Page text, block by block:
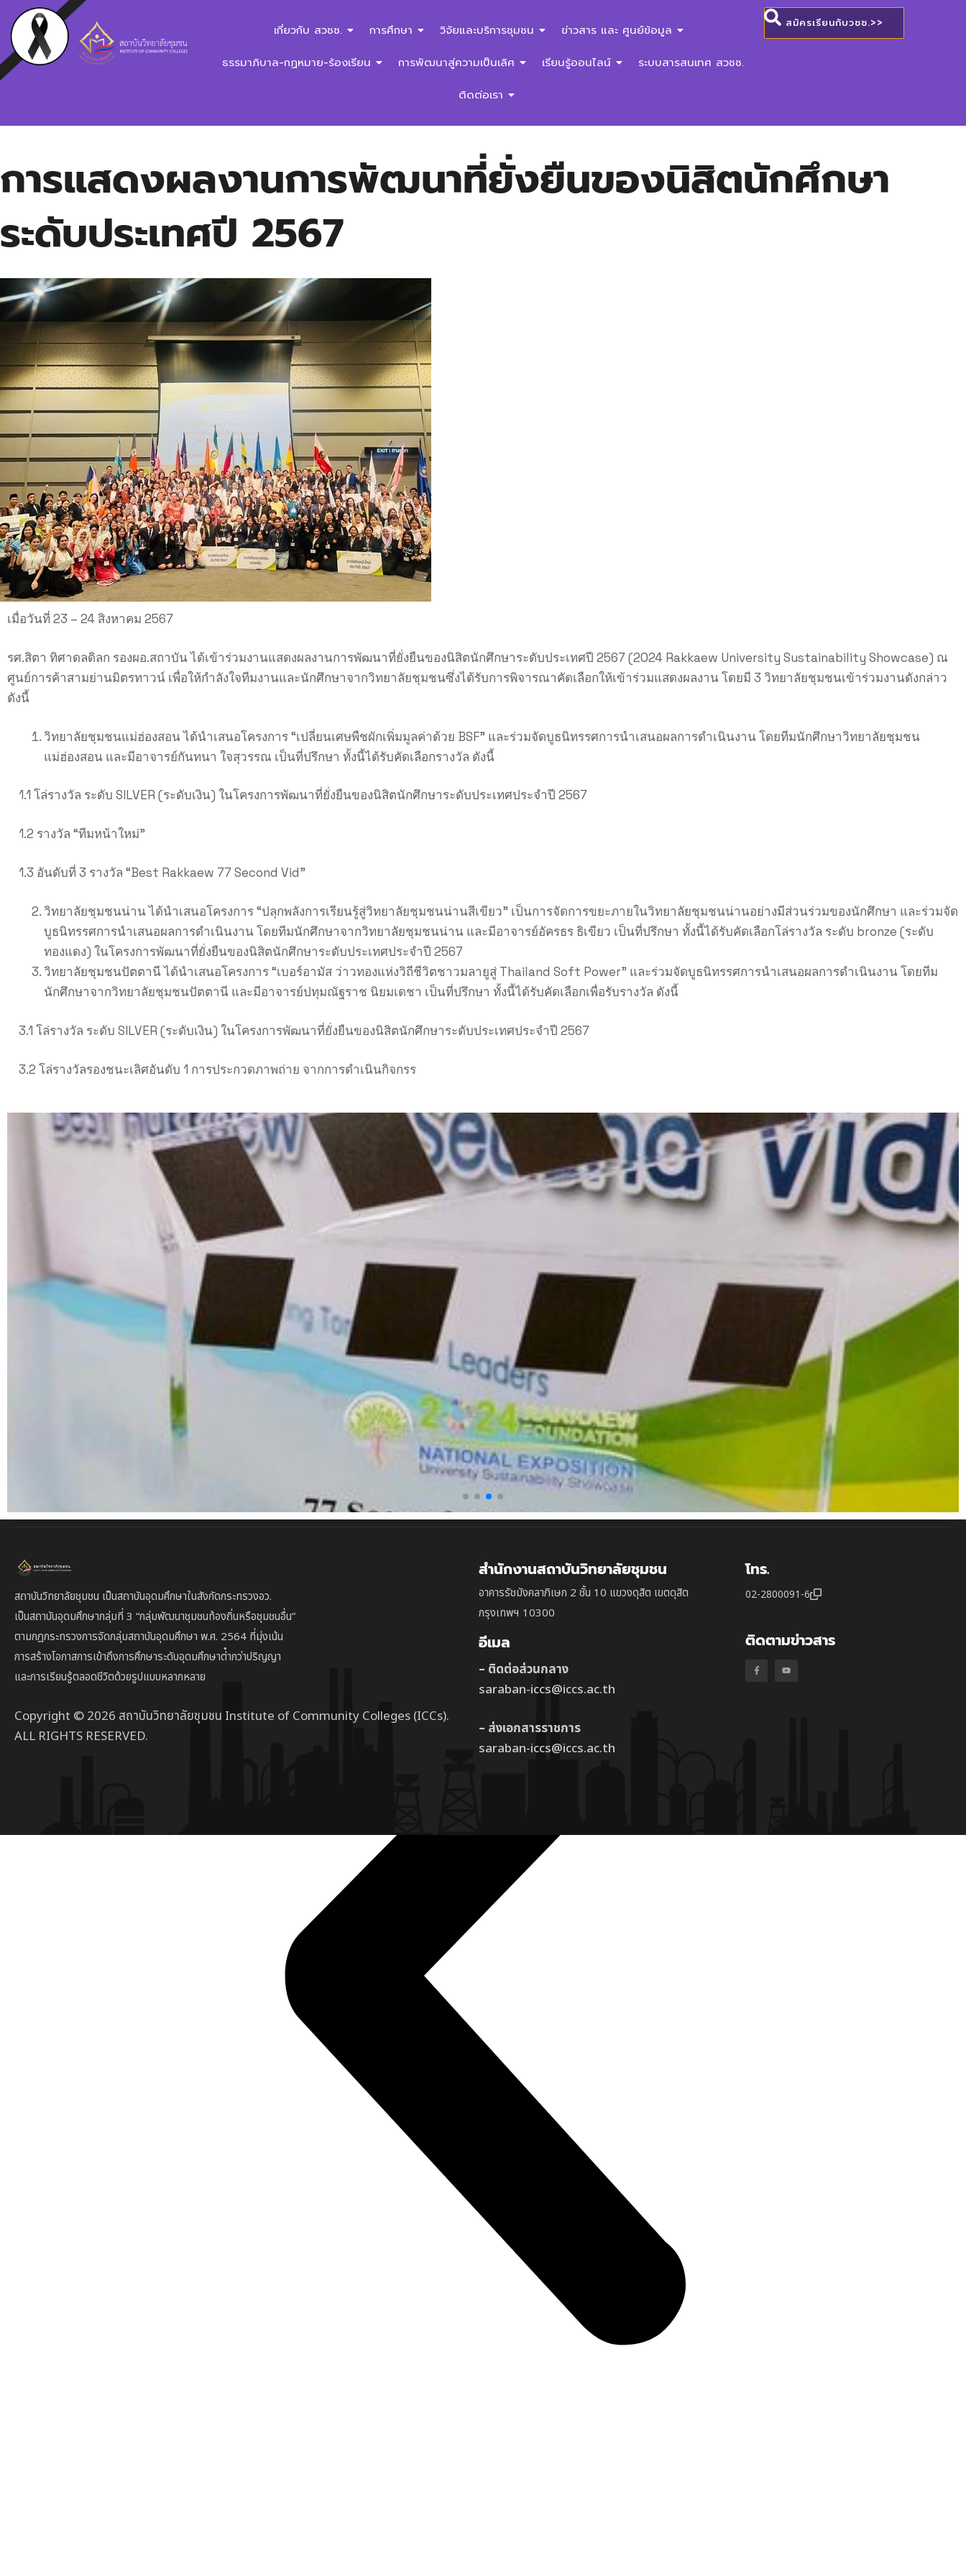
เกี่ยวกับ สวชช. การศึกษา วิจัยและบริการชุมชน ข่าวสาร และ ศูนย์ข้อมูล
ธรรมาภิบาล-กฏหมาย-ร้องเรียน การพัฒนาสู่ความเป็นเลิศ เรียนรู้ออนไลน์ ระบบสารสนเทศ สวชช.
ติดต่อเรา
สมัครเรียนกับวชช.>>
การแสดงผลงานการพัฒนาที่ยั่งยืนของนิสิตนักศึกษา
ระดับประเทศปี 2567
เมื่อวันที่ 23 – 24 สิงหาคม 2567
รศ.สิตา ทิศาดลดิลก รองผอ.สถาบัน ได้เข้าร่วมงานแสดงผลงานการพัฒนาที่ยั่งยืนของนิสิตนักศึกษาระดับประเทศปี 2567 (2024 Rakkaew University Sustainability Showcase) ณ
ศูนย์การค้าสามย่านมิตรทาวน์ เพื่อให้กำลังใจทีมงานและนักศึกษาจากวิทยาลัยชุมชนซึ่งได้รับการพิจารณาคัดเลือกให้เข้าร่วมแสดงผลงาน โดยมี 3 วิทยาลัยชุมชนเข้าร่วมงานดังกล่าว
ดังนี้
วิทยาลัยชุมชนแม่ฮ่องสอน ได้นำเสนอโครงการ “เปลี่ยนเศษพืชผักเพิ่มมูลค่าด้วย BSF” และร่วมจัดบูธนิทรรศการนำเสนอผลการดำเนินงาน โดยทีมนักศึกษาวิทยาลัยชุมชน
แม่ฮ่องสอน และมีอาจารย์กันทนา ใจสุวรรณ เป็นที่ปรึกษา ทั้งนี้ได้รับคัดเลือกรางวัล ดังนี้
1.1 โล่รางวัล ระดับ SILVER (ระดับเงิน) ในโครงการพัฒนาที่ยั่งยืนของนิสิตนักศึกษาระดับประเทศประจำปี 2567
1.2 รางวัล “ทีมหน้าใหม่”
1.3 อันดับที่ 3 รางวัล “Best Rakkaew 77 Second Vid”
วิทยาลัยชุมชนน่าน ได้นำเสนอโครงการ “ปลุกพลังการเรียนรู้สู่วิทยาลัยชุมชนน่านสีเขียว” เป็นการจัดการขยะภายในวิทยาลัยชุมชนน่านอย่างมีส่วนร่วมของนักศึกษา และร่วมจัด
บูธนิทรรศการนำเสนอผลการดำเนินงาน โดยทีมนักศึกษาจากวิทยาลัยชุมชนน่าน และมีอาจารย์อัครธร ธิเขียว เป็นที่ปรึกษา ทั้งนี้ได้รับคัดเลือกโล่รางวัล ระดับ bronze (ระดับ
ทองแดง) ในโครงการพัฒนาที่ยั่งยืนของนิสิตนักศึกษาระดับประเทศประจำปี 2567
วิทยาลัยชุมชนปัตตานี ได้นำเสนอโครงการ “เบอร์อามัส ว่าวทองแห่งวิถีชีวิตชาวมลายูสู่ Thailand Soft Power” และร่วมจัดบูธนิทรรศการนำเสนอผลการดำเนินงาน โดยทีม
นักศึกษาจากวิทยาลัยชุมชนปัตตานี และมีอาจารย์ปทุมณัฐราช นิยมเดชา เป็นที่ปรึกษา ทั้งนี้ได้รับคัดเลือกเพื่อรับรางวัล ดังนี้
3.1 โล่รางวัล ระดับ SILVER (ระดับเงิน) ในโครงการพัฒนาที่ยั่งยืนของนิสิตนักศึกษาระดับประเทศประจำปี 2567
3.2 โล่รางวัลรองชนะเลิศอันดับ 1 การประกวดภาพถ่าย จากการดำเนินกิจกรร
สถาบันวิทยาลัยชุมชน เป็นสถาบันอุดมศึกษาในสังกัดกระทรวงอว.
เป็นสถาบันอุดมศึกษากลุ่มที่ 3 “กลุ่มพัฒนาชุมชนท้องถิ่นหรือชุมชนอื่น”
ตามกฎกระทรวงการจัดกลุ่มสถาบันอุดมศึกษา พ.ศ. 2564 ที่มุ่งเน้น
การสร้างโอกาสการเข้าถึงการศึกษาระดับอุดมศึกษาต่ํากว่าปริญญา
และการเรียนรู้ตลอดชีวิตด้วยรูปแบบหลากหลาย
Copyright © 2026 สถาบันวิทยาลัยชุมชน Institute of Community Colleges (ICCs).
ALL RIGHTS RESERVED.
สำนักงานสถาบันวิทยาลัยชุมชน
อาคารรัชมังคลาภิเษก 2 ชั้น 10 แขวงดุสิต เขตดุสิต
กรุงเทพฯ 10300
อีเมล
– ติดต่อส่วนกลาง
saraban-iccs@iccs.ac.th
– ส่งเอกสารราชการ
saraban-iccs@iccs.ac.th
โทร.
02-2800091-6
ติดตามข่าวสาร